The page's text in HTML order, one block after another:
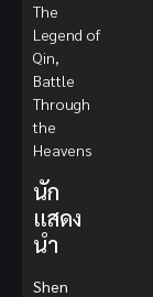
The
Legend of
Qin,
Battle
Through
the
Heavens
นัก
แสดง
นำ
Shen